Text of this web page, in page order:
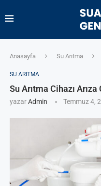
Anasayfa Su Arıtma
SU ARITMA
Su Arıtma Cihazı
yazarAdmin Temmuz 4,